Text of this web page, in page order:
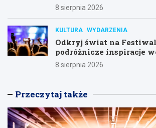
8 sierpnia 2026
KULTURA WYDARZENIA
Odkryj świat na
podróżnicze inspiracje
8 sierpnia 2026
Przeczytaj także